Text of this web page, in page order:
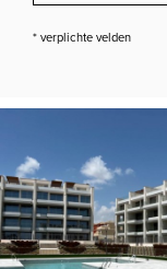
* verplichte velden